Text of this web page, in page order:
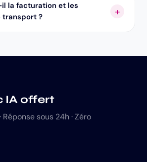
la facturation et les
transport ?
IA offert
sous 24h · Zéro